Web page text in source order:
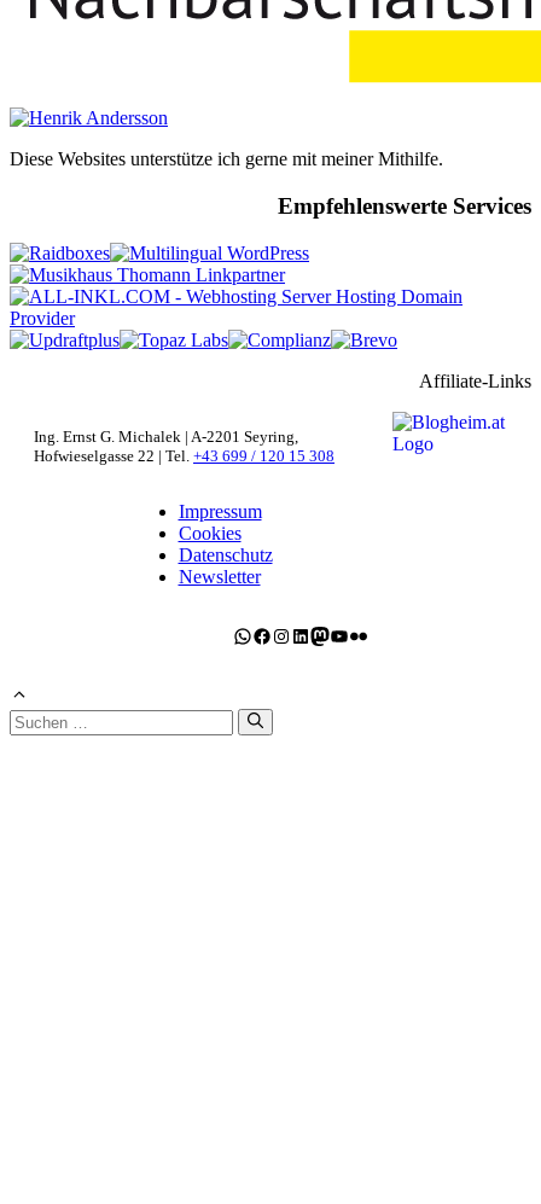
Diese Websites unterstütze ich gerne mit meiner Mithilfe.
Empfehlenswerte Services
Affiliate-Links
Ing. Ernst G. Michalek | A-2201 Seyring,
Hofwieselgasse 22 | Tel. +43 699 / 120 15 308
Impressum
Cookies
Datenschutz
Newsletter
WhatsApp
Facebook
Instagram
LinkedIn
Mastodon
YouTube
Flickr
Suchen
nach: